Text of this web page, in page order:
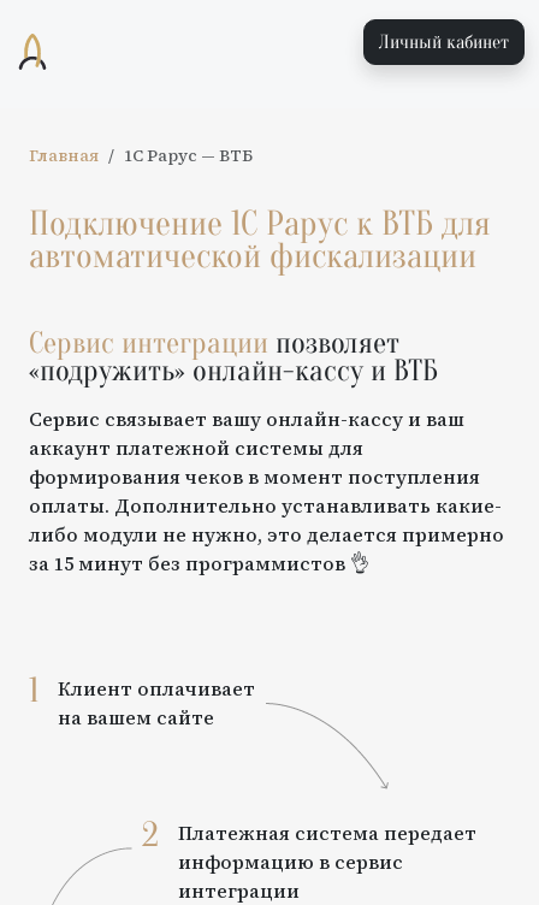
Личный кабинет
Главная 1С Рарус — ВТБ
Подключение 1С Рарус к ВТБ для
автоматической фискализации
Сервис интеграции позволяет
«подружить» онлайн-кассу и ВТБ
Сервис связывает вашу онлайн-кассу и ваш
аккаунт платежной системы для
формирования чеков в момент поступления
оплаты. Дополнительно устанавливать какие-
либо модули не нужно, это делается примерно
за 15 минут без программистов 👌
1
Клиент оплачивает
на вашем сайте
2
Платежная система передает
информацию в сервис
интеграции